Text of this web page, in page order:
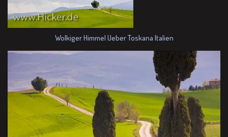
Wolkiger Himmel Ueber Toskana Italien